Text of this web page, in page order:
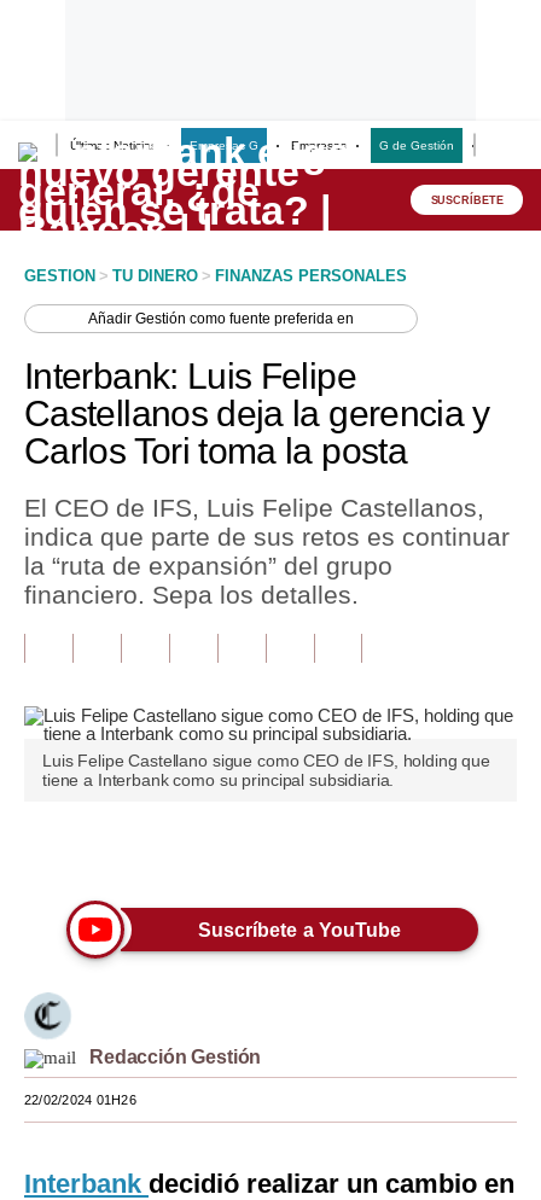
Últimas Noticias Empresas G Empresas G de Gestión
Lo último
Peru Quiosco
Economía
Mercados
Política
Tu Dinero
Finanzas Personales
Plus G
Opinión
Blogs
Lujo
Viajes
SUSCRÍBETE
GESTION > TU DINERO > FINANZAS PERSONALES
AñadirGestión como fuente preferida en
Interbank: Luis Felipe
Castellanos deja la gerencia y
Carlos Tori toma la posta
El CEO de IFS, Luis Felipe Castellanos,
indica que parte de sus retos es continuar
la “ruta de expansión” del grupo
financiero. Sepa los detalles.
Luis Felipe Castellano sigue como CEO de IFS, holding que
tiene a Interbank como su principal subsidiaria.
Suscríbete a YouTube
Redacción Gestión
22/02/2024 01H26
Interbank decidió realizar un cambio en